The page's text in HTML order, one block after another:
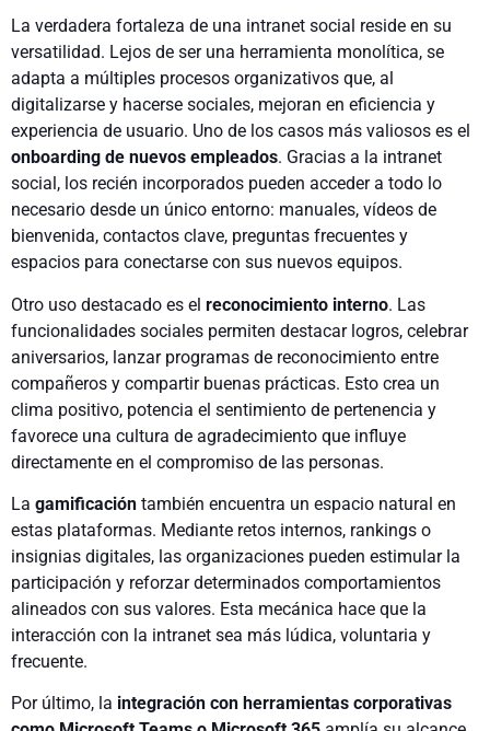
La verdadera fortaleza de una intranet social reside en su
versatilidad. Lejos de ser una herramienta monolítica, se
adapta a múltiples procesos organizativos que, al
digitalizarse y hacerse sociales, mejoran en eficiencia y
experiencia de usuario. Uno de los casos más valiosos es el
onboarding de nuevos empleados. Gracias a la intranet
social, los recién incorporados pueden acceder a todo lo
necesario desde un único entorno: manuales, vídeos de
bienvenida, contactos clave, preguntas frecuentes y
espacios para conectarse con sus nuevos equipos.
Otro uso destacado es el reconocimiento interno. Las
funcionalidades sociales permiten destacar logros, celebrar
aniversarios, lanzar programas de reconocimiento entre
compañeros y compartir buenas prácticas. Esto crea un
clima positivo, potencia el sentimiento de pertenencia y
favorece una cultura de agradecimiento que influye
directamente en el compromiso de las personas.
La gamificación también encuentra un espacio natural en
estas plataformas. Mediante retos internos, rankings o
insignias digitales, las organizaciones pueden estimular la
participación y reforzar determinados comportamientos
alineados con sus valores. Esta mecánica hace que la
interacción con la intranet sea más lúdica, voluntaria y
frecuente.
Por último, la integración con herramientas corporativas